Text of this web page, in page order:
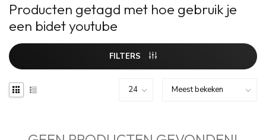
Producten getagd met hoe gebruik je
een bidet youtube
FILTERS